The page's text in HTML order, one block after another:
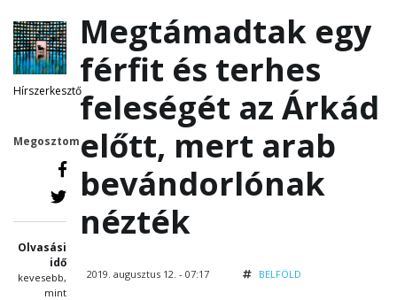
Hírszerkesztő
Megosztom
Olvasási
idő
kevesebb,
mint
Megtámadtak egy
férfit és terhes
feleségét az Árkád
előtt, mert arab
bevándorlónak
nézték
2019. augusztus 12. - 07:17 BELFÖLD